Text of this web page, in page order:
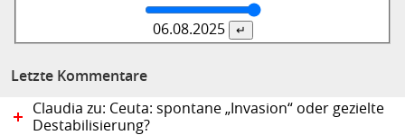
06.08.2025
Letzte Kommentare
Claudia zu: Ceuta: spontane „Invasion“ oder gezielte
Destabilisierung?